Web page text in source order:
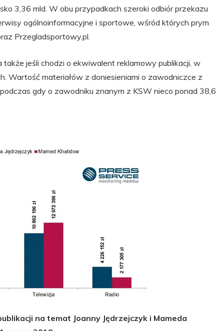
3,36 mld. W obu przypadkach szeroki odbiór przekazu
ogólnoinformacyjne i sportowe, wśród których prym
Przegladsportowy.pl.
jeśli chodzi o ekwiwalent reklamowy publikacji, w
Wartość materiałów z doniesieniami o zawodniczce z
gdy o zawodniku znanym z KSW nieco ponad 38,6
na temat Joanny Jędrzejczyk i Mameda